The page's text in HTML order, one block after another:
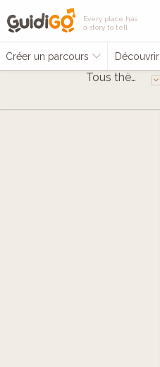
Every place has
a story to tell
Créer un parcours Découvrir
Tous thèmes